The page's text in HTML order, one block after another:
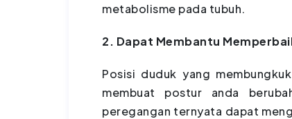
metabolisme pada tubuh.
2. Dapat Membantu
Posisi duduk yang
membuat postur anda
peregangan ternyata dapat